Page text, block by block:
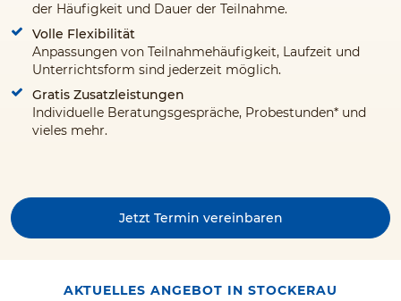
der Häufigkeit und Dauer der Teilnahme.
Volle Flexibilität
Anpassungen von Teilnahmehäufigkeit, Laufzeit und
Unterrichtsform sind jederzeit möglich.
Gratis Zusatzleistungen
Individuelle Beratungsgespräche, Probestunden* und
vieles mehr.
Jetzt Termin vereinbaren
AKTUELLES ANGEBOT IN STOCKERAU